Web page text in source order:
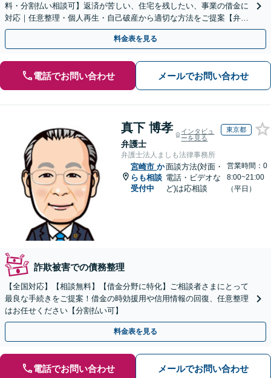
料・分割払い相談可】返済が苦しい、住宅を残したい、事業の借金に
対応｜任意整理・個人再生・自己破産から適切な方法をご提案【弁護
士歴10年以上】
料金表を見る
電話でお問い合わせ メールでお問い合わせ
真下 博孝
弁護士
インタビュ
ーを見る
東京都
弁護士法人ましも法律事務所
宮崎市 か
らも相談
受付中
面談方法(対面・
電話・ビデオな
ど)は応相談
営業時間：0
8:00~21:00
（平日）
詐欺被害での債務整理
【全国対応】【相談無料】【借金分野に特化】ご相談者さまにとって
最良な手続きをご提案！借金の時効援用や信用情報の回復、任意整理
はお任せください【分割払い可】
料金表を見る
電話でお問い合わせ メールでお問い合わせ